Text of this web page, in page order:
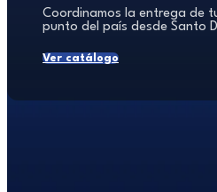
Coordinamos la entrega de
punto del país desde Santo
Ver catálogo